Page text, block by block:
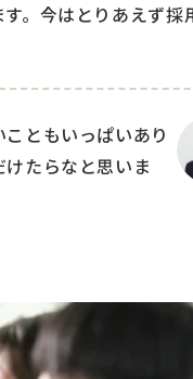
。今はとりあえず採
ともいっぱいあり
たらなと思いま